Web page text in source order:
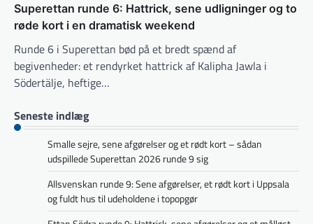
Superettan runde 6: Hattrick, sene udligninger og to
røde kort i en dramatisk weekend
Runde 6 i Superettan bød på et bredt spænd af
begivenheder: et rendyrket hattrick af Kalipha Jawla i
Södertälje, heftige…
Seneste indlæg
Smalle sejre, sene afgørelser og et rødt kort – sådan
udspillede Superettan 2026 runde 9 sig
Allsvenskan runde 9: Sene afgørelser, et rødt kort i Uppsala
og fuldt hus til udeholdene i topopgør